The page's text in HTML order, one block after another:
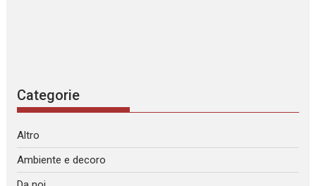
Categorie
Altro
Ambiente e decoro